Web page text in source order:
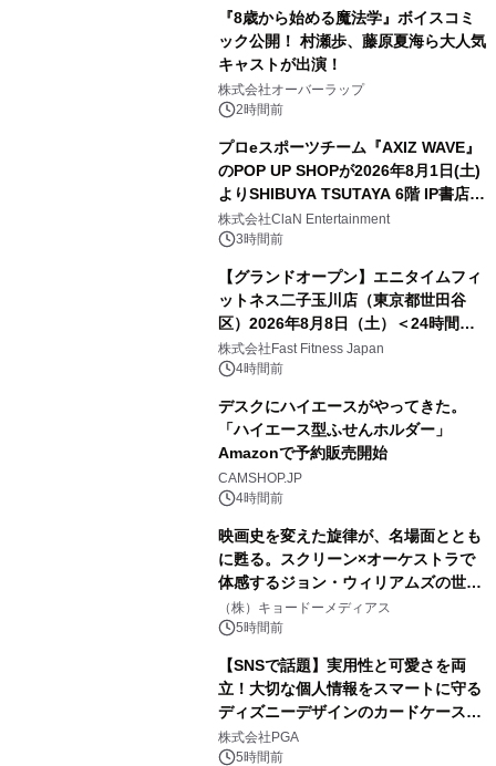
『8歳から始める魔法学』ボイスコミ
ック公開！ 村瀬歩、藤原夏海ら大人気
キャストが出演！
株式会社オーバーラップ
2時間前
プロeスポーツチーム『AXIZ WAVE』
のPOP UP SHOPが2026年8月1日(土)
よりSHIBUYA TSUTAYA 6階 IP書店で
開催決定！！
株式会社ClaN Entertainment
3時間前
【グランドオープン】エニタイムフィ
ットネス二子玉川店（東京都世田谷
区）2026年8月8日（土）＜24時間年
中無休のフィットネスジム＞
株式会社Fast Fitness Japan
4時間前
デスクにハイエースがやってきた。
「ハイエース型ふせんホルダー」
Amazonで予約販売開始
CAMSHOP.JP
4時間前
映画史を変えた旋律が、名場面ととも
に甦る。スクリーン×オーケストラで
体感するジョン・ウィリアムズの世
界。ジョン・ウィリアムズ：シネマ・
スペクタキュラー・コンサート 開催決
（株）キョードーメディアス
5時間前
【SNSで話題】実用性と可愛さを両
立！大切な個人情報をスマートに守る
ディズニーデザインのカードケースを
株式会社PGAが8月7日発売
株式会社PGA
5時間前